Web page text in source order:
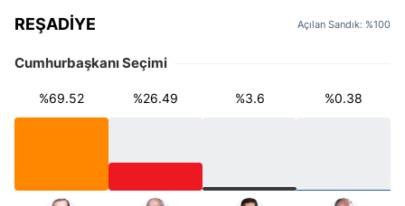
REŞADİYE Açılan Sandık: %100
Cumhurbaşkanı Seçimi
%69.52 %26.49 %3.6 %0.38